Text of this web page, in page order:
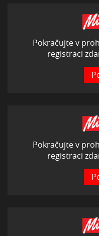
Pokračujte v
registraci
Pokračujte v
registraci